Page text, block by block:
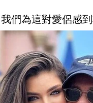
我們為這對愛侶感到